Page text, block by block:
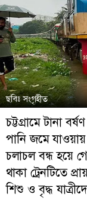
ছবিঃ সংগৃহীত
চট্টগ্রামে টানা
পানি জমে যাওয়ায়
চলাচল বন্ধ হয়ে
থাকা ট্রেনটিতে
শিশু ও বৃদ্ধ